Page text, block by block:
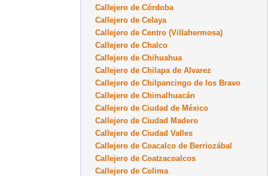
Callejero de Córdoba
Callejero de Celaya
Callejero de Centro (Villahermosa)
Callejero de Chalco
Callejero de Chihuahua
Callejero de Chilapa de Alvarez
Callejero de Chilpancingo de los Bravo
Callejero de Chimalhuacán
Callejero de Ciudad de México
Callejero de Ciudad Madero
Callejero de Ciudad Valles
Callejero de Coacalco de Berriozábal
Callejero de Coatzacoalcos
Callejero de Colima